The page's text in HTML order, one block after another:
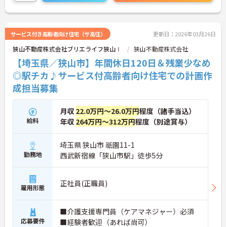
サービス付き高齢者向け住宅（サ高住） 更新日：2026年03月26日
狭山不動産株式会社ブリエライフ狭山Ⅰ 狭山不動産株式会社
【埼玉県／狭山市】年間休日120日＆残業少なめ
◎駅チカ♪サービス付高齢者向け住宅での計画作
成担当募集
給料
月収 22.0万円～26.0万円程度（諸手当込）
年収 264万円～312万円程度（別途賞与）
勤務地
埼玉県 狭山市 祇園11-1
西武新宿線「狭山市駅」徒歩5分
雇用形態 正社員(正職員)
応募要件
■介護支援専門員（ケアマネジャー）必須
■経験者歓迎（あれば尚可）